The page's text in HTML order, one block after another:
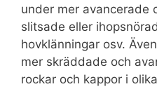
under mer avancerade
slitsade eller
hovklänningar osv.
mer skräddade och
rockar och kappor i